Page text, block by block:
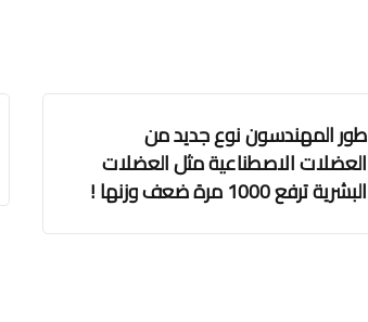
طور المهندسون نوع جديد من
العضلات الاصطناعية مثل العضلات
البشرية ترفع 1000 مرة ضعف وزنها !